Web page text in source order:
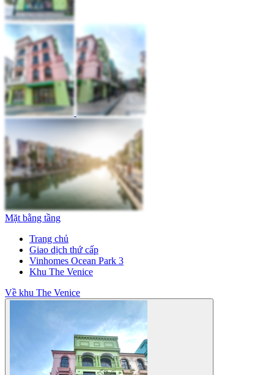
Mặt bằng tầng
Trang chủ
Giao dịch thứ cấp
Vinhomes Ocean Park 3
Khu The Venice
Về khu The Venice